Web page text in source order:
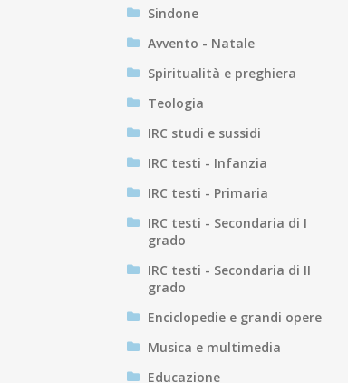
Sindone
Avvento - Natale
Spiritualità e preghiera
Teologia
IRC studi e sussidi
IRC testi - Infanzia
IRC testi - Primaria
IRC testi - Secondaria di I
grado
IRC testi - Secondaria di II
grado
Enciclopedie e grandi opere
Musica e multimedia
Educazione